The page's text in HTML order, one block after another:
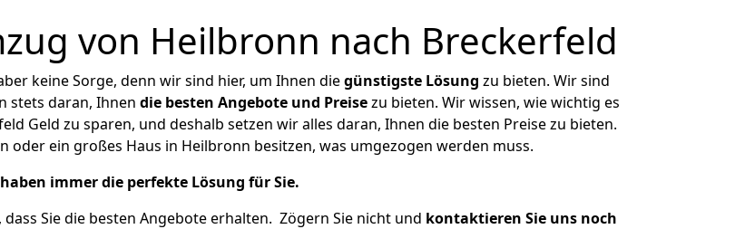
von Heilbronn nach Breckerfeld
keine Sorge, denn wir sind hier, um Ihnen diegünstigste Lösung zu bieten. Wir sind
stets daran, Ihnen die besten Angebote und Preisezu bieten. Wir wissen, wie wichtig es
Geld zu sparen, und deshalb setzen wir alles daran, Ihnen die besten Preise zu bieten.
oder ein großes Haus in Heilbronn besitzen, was umgezogen werden muss.
immer die perfekte Lösung für Sie.
Sie die besten Angebote erhalten. Zögern Sie nicht und kontaktieren Sie uns noch